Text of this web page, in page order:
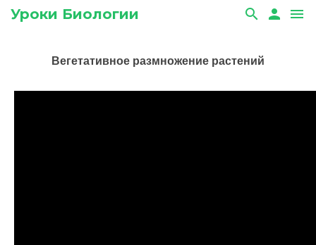
Уроки Биологии search person menu
Вегетативное размножение растений